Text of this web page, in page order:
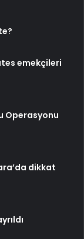
emekçileri
Operasyonu
dikkat